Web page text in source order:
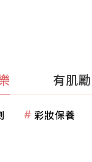
有肌勵
彩妝保養